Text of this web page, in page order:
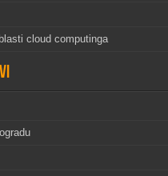
cloud computinga